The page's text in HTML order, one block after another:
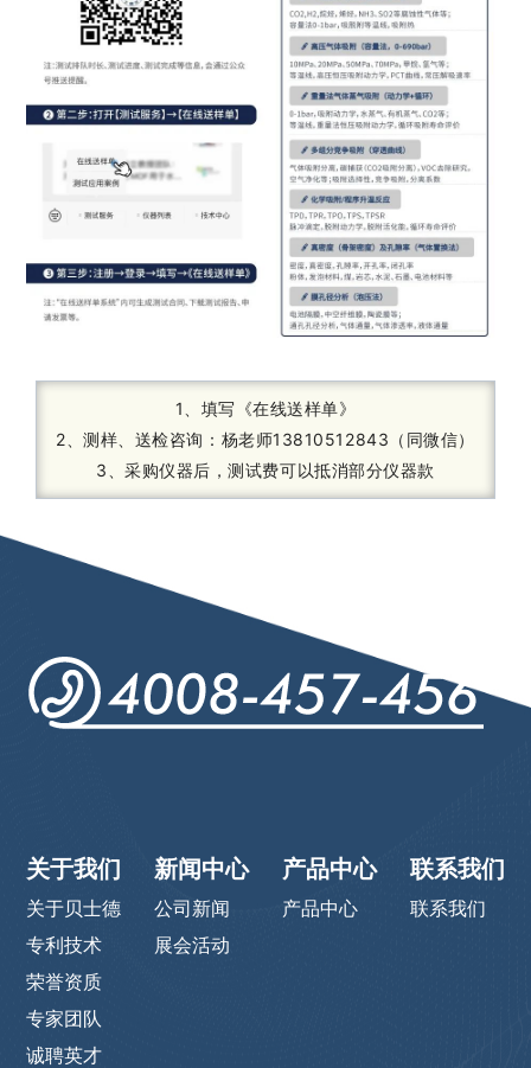
1、填写《在线送样单》
2、测样、送检咨询：杨老师13810512843（同微信）
3、采购仪器后，测试费可以抵消部分仪器款
关于我们
关于贝士德
专利技术
荣誉资质
专家团队
诚聘英才
新闻中心
公司新闻
展会活动
产品中心
产品中心
联系我们
联系我们